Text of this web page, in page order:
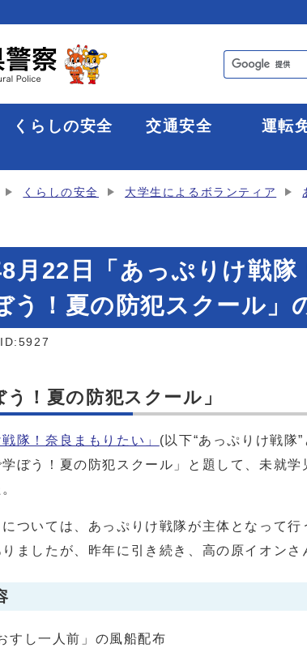
くらしの安全 交通安全 運転
くらしの安全 大学生によるボランティア
月22日「あっぷりけ戦
う！夏の防犯スクール」
ID:5927
う！夏の防犯スクール」
戦隊！奈良まもりたい」 (以下“あっぷりけ戦隊
ぼう！夏の防犯スクール」と題して、未就
ついては、あっぷりけ戦隊が主体となって
ましたが、昨年に引き続き、高の原イオン
すし一人前」の風船配布